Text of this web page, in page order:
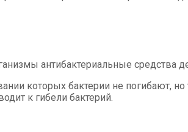
антибактериальные средства
которых бактерии не погибают,
к гибели бактерий.